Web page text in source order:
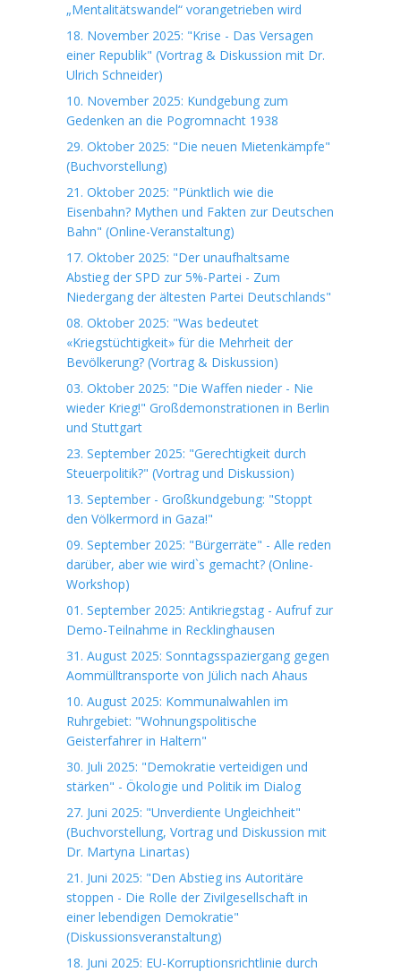
„Mentalitätswandel“ vorangetrieben wird
18. November 2025: "Krise - Das Versagen
einer Republik" (Vortrag & Diskussion mit Dr.
Ulrich Schneider)
10. November 2025: Kundgebung zum
Gedenken an die Pogromnacht 1938
29. Oktober 2025: "Die neuen Mietenkämpfe"
(Buchvorstellung)
21. Oktober 2025: "Pünktlich wie die
Eisenbahn? Mythen und Fakten zur Deutschen
Bahn" (Online-Veranstaltung)
17. Oktober 2025: "Der unaufhaltsame
Abstieg der SPD zur 5%-Partei - Zum
Niedergang der ältesten Partei Deutschlands"
08. Oktober 2025: "Was bedeutet
«Kriegstüchtigkeit» für die Mehrheit der
Bevölkerung? (Vortrag & Diskussion)
03. Oktober 2025: "Die Waffen nieder - Nie
wieder Krieg!" Großdemonstrationen in Berlin
und Stuttgart
23. September 2025: "Gerechtigkeit durch
Steuerpolitik?" (Vortrag und Diskussion)
13. September - Großkundgebung: "Stoppt
den Völkermord in Gaza!"
09. September 2025: "Bürgerräte" - Alle reden
darüber, aber wie wird`s gemacht? (Online-
Workshop)
01. September 2025: Antikriegstag - Aufruf zur
Demo-Teilnahme in Recklinghausen
31. August 2025: Sonntagsspaziergang gegen
Aommülltransporte von Jülich nach Ahaus
10. August 2025: Kommunalwahlen im
Ruhrgebiet: "Wohnungspolitische
Geisterfahrer in Haltern"
30. Juli 2025: "Demokratie verteidigen und
stärken" - Ökologie und Politik im Dialog
27. Juni 2025: "Unverdiente Ungleichheit"
(Buchvorstellung, Vortrag und Diskussion mit
Dr. Martyna Linartas)
21. Juni 2025: "Den Abstieg ins Autoritäre
stoppen - Die Rolle der Zivilgesellschaft in
einer lebendigen Demokratie"
(Diskussionsveranstaltung)
18. Juni 2025: EU-Korruptionsrichtlinie durch